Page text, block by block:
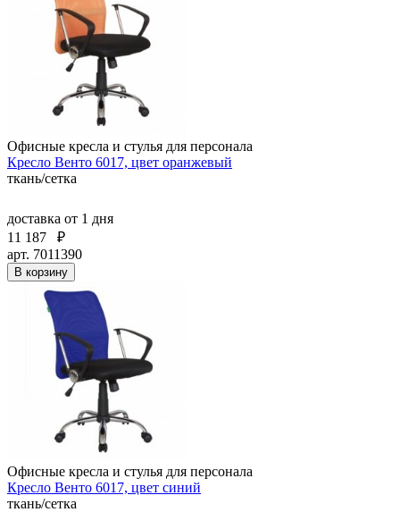
Офисные кресла и стулья для персонала
Кресло Венто 6017, цвет оранжевый
ткань/сетка
доставка от 1 дня
11 187
₽
арт. 7011390
В корзину
Офисные кресла и стулья для персонала
Кресло Венто 6017, цвет синий
ткань/сетка